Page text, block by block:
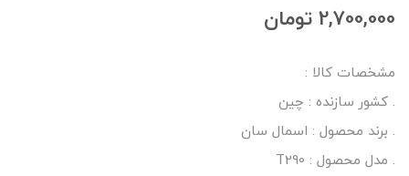
2,700,000 تومان
مشخصات کالا :
. کشور سازنده : چین
. برند محصول : اسمال سان
. مدل محصول : T290